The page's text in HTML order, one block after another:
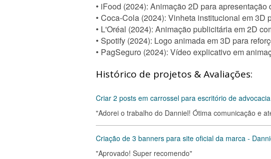
• iFood (2024): Animação 2D para
• Coca-Cola (2024): Vinheta institucional em 3D
• L'Oréal (2024): Animação publicitária em 2D
• Spotify (2024): Logo animada em 3D para
• PagSeguro (2024): Vídeo explicativo em
Histórico de projetos & Avaliações:
Criar 2 posts em carrossel para escritório de advocacia
"Adorei o trabalho do Danniel! Ótima comunicação e
Criação de 3 banners para site oficial da marca -
"Aprovado! Super recomendo"